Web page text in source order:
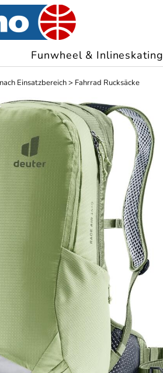
Funwheel & Inlineskating
Einsatzbereich> Fahrrad Rucksäcke